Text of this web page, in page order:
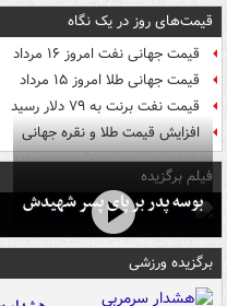
قیمت‌های روز در یک نگاه
قیمت جهانی نفت امروز ۱۶ مرداد
قیمت جهانی طلا امروز ۱۵ مرداد
قیمت نفت برنت به ۷۹ دلار رسید
افزایش قیمت طلا و نقره جهانی
فیلم برگزیده
بوسه‌ پدر بر پای پسر شهیدش
برگزیده ورزشی